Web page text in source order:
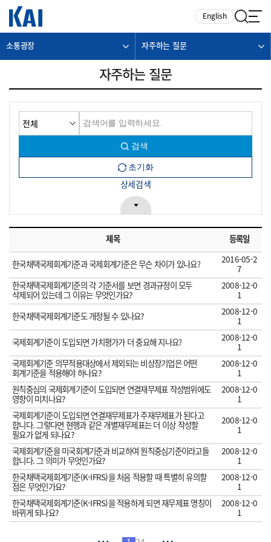
English
소통광장 자주하는 질문
자주하는 질문
상세검색
제목 등록일
한국채택국제회계기준과 국제회계기준은 무슨 차이가 있나요?
2016-05-2
7
한국채택국제회계기준의 각 기준서를 보면 경과규정이 모두
삭제되어 있는데 그 이유는 무엇인가요?
2008-12-0
1
한국채택국제회계기준도 개정될 수 있나요?
2008-12-0
1
국제회계기준이 도입되면 가치평가가 더 중요해 지나요?
2008-12-0
1
국제회계기준 의무적용대상에서 제외되는 비상장기업은 어떤
회계기준을 적용해야 하나요?
2008-12-0
1
원칙중심의 국제회계기준이 도입되면 연결재무제표 작성범위에도
영향이 미치나요?
2008-12-0
1
국제회계기준이 도입되면 연결재무제표가 주재무제표가 된다고
합니다. 그렇다면 현행과 같은 개별재무제표는 더 이상 작성할
필요가 없게 되나요?
2008-12-0
1
국제회계기준을 미국회계기준과 비교하여 원칙중심기준이라고들
합니다. 그 의미가 무엇인가요?
2008-12-0
1
한국채택국제회계기준(K-IFRS)을 처음 적용할 때 특별히 유의할
점은 무엇인가요?
2008-12-0
1
한국채택국제회계기준(K-IFRS)을 적용하게 되면 재무제표 명칭이
바뀌게 되나요?
2008-12-0
1